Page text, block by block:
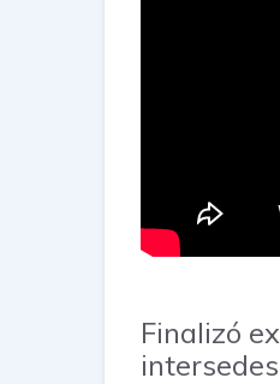
Finalizó
intersedes